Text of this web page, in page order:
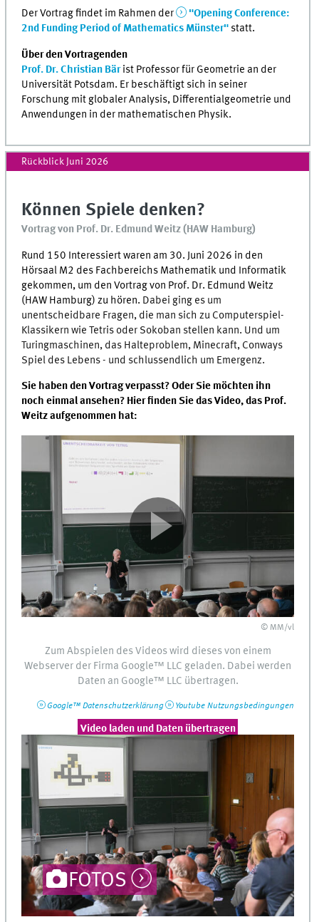
Der Vortrag findet im Rahmen der
"Opening Conference:
2nd Funding Period of Mathematics Münster" statt.
Über den Vortragenden
Prof. Dr. Christian Bärist Professor für Geometrie an der
Universität Potsdam. Er beschäftigt sich in seiner
Forschung mit globaler Analysis, Differentialgeometrie und
Anwendungen in der mathematischen Physik.
Rückblick Juni 2026
Können Spiele denken?
Vortrag von Prof. Dr. Edmund Weitz (HAW Hamburg)
Rund 150 Interessiert waren am 30. Juni 2026 in den
Hörsaal M2 des Fachbereichs Mathematik und Informatik
gekommen, um den Vortrag von Prof. Dr. Edmund Weitz
(HAW Hamburg) zu hören. Dabei ging es um
unentscheidbare Fragen, die man sich zu Computerspiel-
Klassikern wie Tetris oder Sokoban stellen kann. Und um
Turingmaschinen, das Halteproblem, Minecraft, Conways
Spiel des Lebens - und schlussendlich um Emergenz.
Sie haben den Vortrag verpasst? Oder Sie möchten ihn
noch einmal ansehen? Hier finden Sie das Video, das Prof.
Weitz aufgenommen hat:
© MM/vl
Zum Abspielen des Videos wird dieses von einem
Webserver der Firma Google™ LLC geladen. Dabei werden
Daten an Google™ LLC übertragen.
Google™ Datenschutzerklärung Youtube Nutzungsbedingungen
Video laden und Daten übertragen
FOTOS